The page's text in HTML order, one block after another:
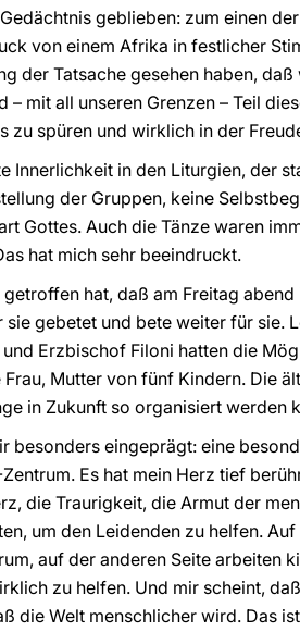
geblieben: zum einen
von einem Afrika in festlicher
der Tatsache gesehen haben,
mit all unseren Grenzen – Teil
zu spüren und wirklich in der
Innerlichkeit in den Liturgien, der
der Gruppen, keine
Gottes. Auch die Tänze waren
hat mich sehr beeindruckt.
hat, daß am Freitag
gebetet und bete weiter für sie.
Erzbischof Filoni hatten die
Mutter von fünf Kindern. Die
in Zukunft so organisiert werden
besonders eingeprägt: eine
Es hat mein Herz tief
die Traurigkeit, die Armut der
um den Leidenden zu helfen.
auf der anderen Seite arbeiten
zu helfen. Und mir scheint,
die Welt menschlicher wird. Das